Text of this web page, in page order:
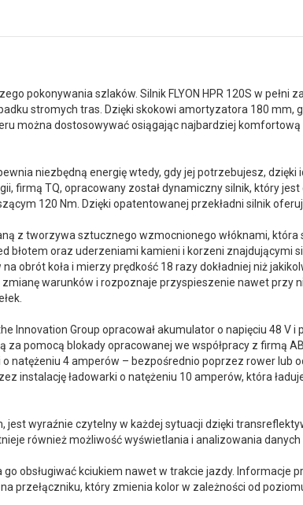
pokonywania szlaków. Silnik FLYON HPR 120S w
stromych tras. Dzięki skokowi amortyzatora 180 mm,
można dostosowywać osiągając najbardziej
niezbędną energię wtedy, gdy jej potrzebujesz,
firmą TQ, opracowany został dynamiczny silnik, który
120 Nm. Dzięki opatentowanej przekładni silnik
z tworzywa sztucznego wzmocnionego włóknami,
oraz uderzeniami kamieni i korzeni znajdującymi
obrót koła i mierzy prędkość 18 razy dokładniej niż
warunków i rozpoznaje przyspieszenie nawet przy
Innovation Group opracował akumulator o napięciu 48 V
pomocą blokady opracowanej we współpracy z firmą
natężeniu 4 amperów – bezpośrednio poprzez rower lub
instalację ładowarki o natężeniu 10 amperów, która
wyraźnie czytelny w każdej sytuacji dzięki
również możliwość wyświetlania i analizowania
obsługiwać kciukiem nawet w trakcie jazdy. Informacje
przełączniku, który zmienia kolor w zależności od